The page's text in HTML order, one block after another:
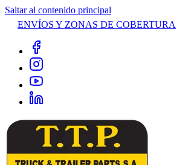
Saltar al contenido principal
ENVÍOS Y ZONAS DE COBERTURA